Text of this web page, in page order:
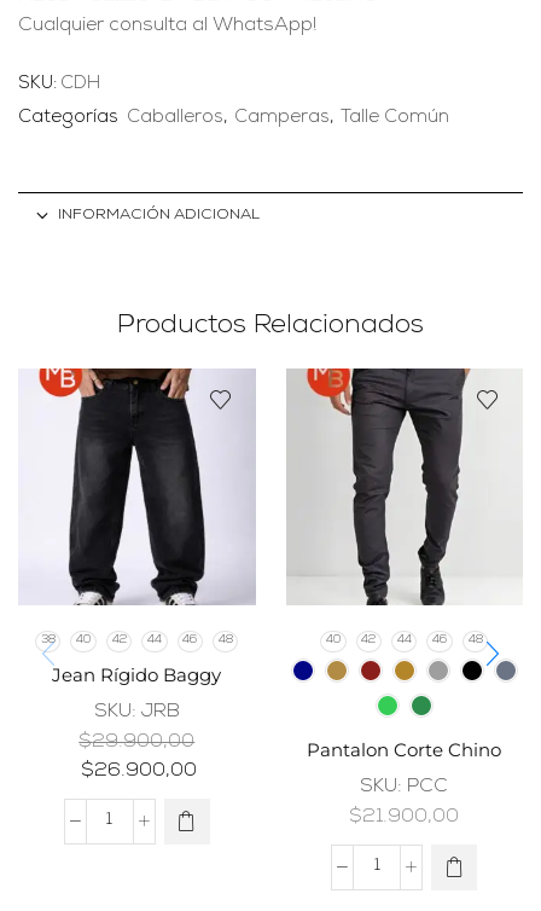
Cualquier consulta al WhatsApp!
SKU: CDH
Categorías Caballeros, Camperas, Talle Común
INFORMACIÓN ADICIONAL
Productos Relacionados
38 40 42 44 46 48
Jean Rígido Baggy
SKU: JRB
$29.900,00
$26.900,00
40 42 44 46 48
Pantalon Corte Chino
SKU: PCC
$21.900,00